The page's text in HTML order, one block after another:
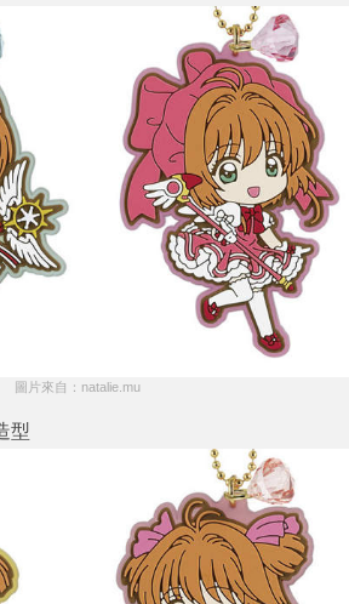
圖片來自：natalie.mu
型